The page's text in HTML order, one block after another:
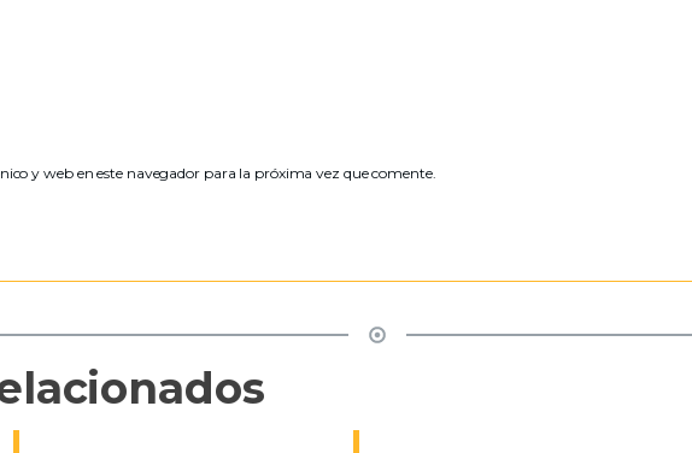
y web en este navegador para la próxima vez que comente.